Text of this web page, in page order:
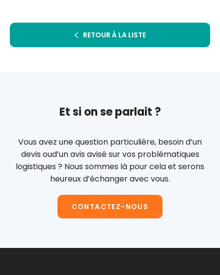
RETOUR À LA LISTE
Et si on se parlait ?
Vous avez une question particulière, besoin d’un
devis oud’un avis avisé sur vos problématiques
logistiques ? Nous sommes là pour cela et serons
heureux d’échanger avec vous.
CONTACTEZ-NOUS